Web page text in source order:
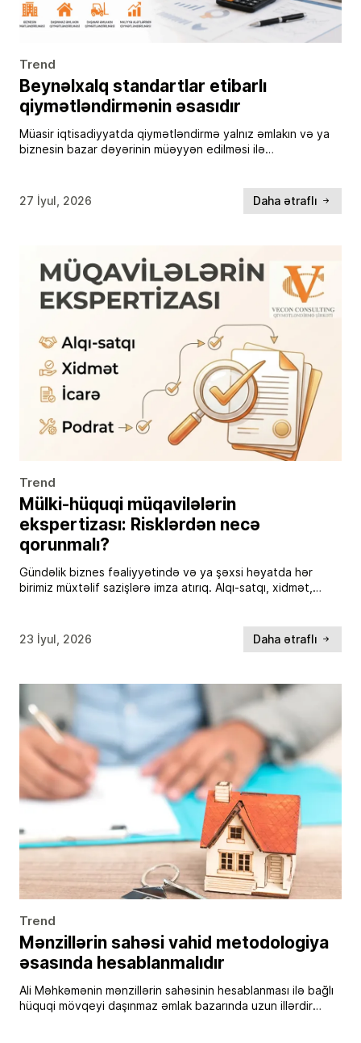
Trend
Beynəlxalq standartlar etibarlı
qiymətləndirmənin əsasıdır
Müasir iqtisadiyyatda qiymətləndirmə yalnız əmlakın və ya
biznesin bazar dəyərinin müəyyən edilməsi ilə
məhkəmə çəkişmələri, özəlləşdirmə, birləşmə […]
27 İyul, 2026 Daha ətraflı
Trend
Mülki-hüquqi müqavilələrin
ekspertizası: Risklərdən necə
qorunmalı?
Gündəlik biznes fəaliyyətində və ya şəxsi həyatda hər
birimiz müxtəlif sazişlərə imza atırıq. Alqı-satqı, xidmət,
müəyyən edən […]
23 İyul, 2026 Daha ətraflı
Trend
Mənzillərin sahəsi vahid metodologiya
əsasında hesablanmalıdır
Ali Məhkəmənin mənzillərin sahəsinin hesablanması ilə bağlı
hüquqi mövqeyi daşınmaz əmlak bazarında uzun illərdir